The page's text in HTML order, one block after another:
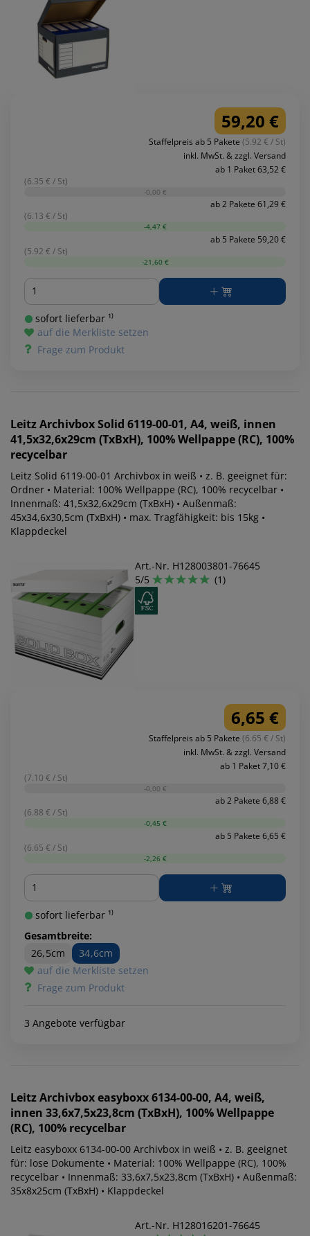
59,20 €
Staffelpreis ab 5 Pakete (5.92 € / St)
inkl. MwSt. & zzgl. Versand
ab 1 Paket 63,52 €
(6.35 € / St)
-0,00 €
ab 2 Pakete 61,29 €
(6.13 € / St)
-4,47 €
ab 5 Pakete 59,20 €
(5.92 € / St)
-21,60 €
Menge
sofort lieferbar ¹⁾
auf die Merkliste setzen
Frage zum Produkt
LeitzArchivbox Solid 6119-00-01, A4, weiß, innen
41,5x32,6x29cm (TxBxH), 100% Wellpappe (RC), 100%
recycelbar
Leitz Solid 6119-00-01 Archivbox in weiß • z. B. geeignet für:
Ordner • Material: 100% Wellpappe (RC), 100% recycelbar •
Innenmaß: 41,5x32,6x29cm (TxBxH) • Außenmaß:
45x34,6x30,5cm (TxBxH) • max. Tragfähigkeit: bis 15kg •
Klappdeckel
Art.-Nr. H128003801-76645
5/5
(1)
6,65 €
Staffelpreis ab 5 Pakete (6.65 € / St)
inkl. MwSt. & zzgl. Versand
ab 1 Paket 7,10 €
(7.10 € / St)
-0,00 €
ab 2 Pakete 6,88 €
(6.88 € / St)
-0,45 €
ab 5 Pakete 6,65 €
(6.65 € / St)
-2,26 €
Menge
sofort lieferbar ¹⁾
Gesamtbreite:
26,5cm
34,6cm
auf die Merkliste setzen
Frage zum Produkt
3 Angebote verfügbar
LeitzArchivbox easyboxx 6134-00-00, A4, weiß,
innen 33,6x7,5x23,8cm (TxBxH), 100% Wellpappe
(RC), 100% recycelbar
Leitz easyboxx 6134-00-00 Archivbox in weiß • z. B. geeignet
für: lose Dokumente • Material: 100% Wellpappe (RC), 100%
recycelbar • Innenmaß: 33,6x7,5x23,8cm (TxBxH) • Außenmaß:
35x8x25cm (TxBxH) • Klappdeckel
Art.-Nr. H128016201-76645